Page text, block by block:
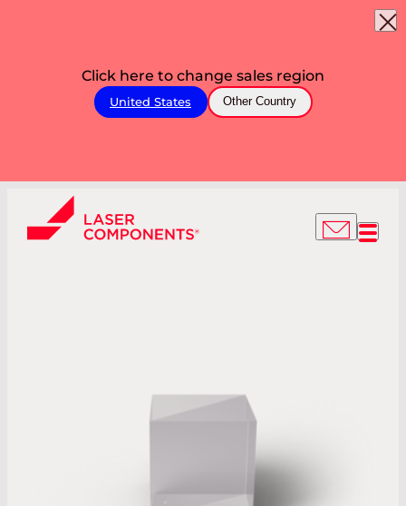
Click here to change sales region
United States Other Country